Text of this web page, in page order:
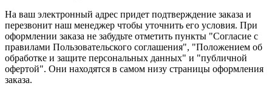
На ваш электронный адрес придет подтверждение заказа и
перезвонит наш менеджер чтобы уточнить его условия. При
оформлении заказа не забудьте отметить пункты "Согласие с
правилами Пользовательского соглашения", "Положением об
обработке и защите персональных данных" и "публичной
офертой". Они находятся в самом низу страницы оформления
заказа.